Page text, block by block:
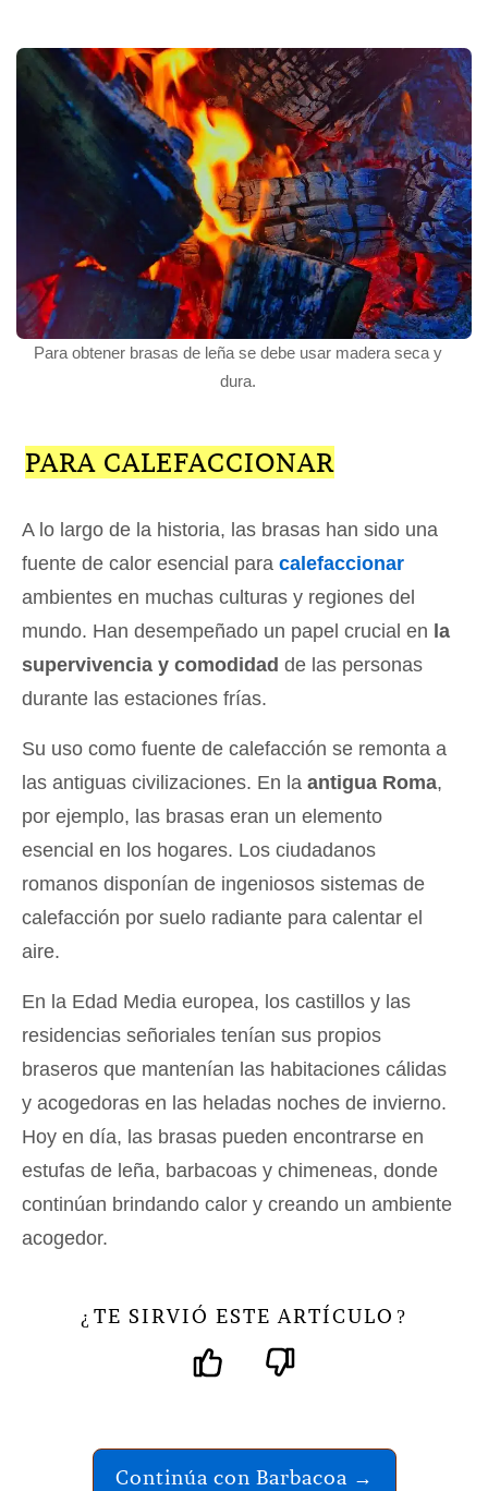
Para obtener brasas de leña se debe usar madera seca y
dura.
PARA CALEFACCIONAR
A lo largo de la historia, las brasas han sido una
fuente de calor esencial para calefaccionar
ambientes en muchas culturas y regiones del
mundo. Han desempeñado un papel crucial en la
supervivencia y comodidad de las personas
durante las estaciones frías.
Su uso como fuente de calefacción se remonta a
las antiguas civilizaciones. En la antigua Roma,
por ejemplo, las brasas eran un elemento
esencial en los hogares. Los ciudadanos
romanos disponían de ingeniosos sistemas de
calefacción por suelo radiante para calentar el
aire.
En la Edad Media europea, los castillos y las
residencias señoriales tenían sus propios
braseros que mantenían las habitaciones cálidas
y acogedoras en las heladas noches de invierno.
Hoy en día, las brasas pueden encontrarse en
estufas de leña, barbacoas y chimeneas, donde
continúan brindando calor y creando un ambiente
acogedor.
¿ TE SIRVIÓ ESTE ARTÍCULO ?
Continúa con Barbacoa →